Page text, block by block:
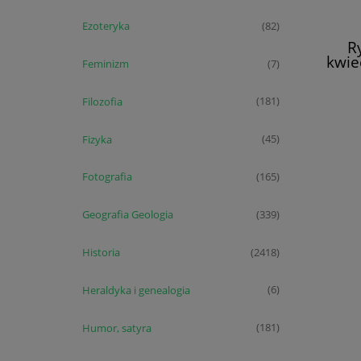
Ezoteryka (82)
Feminizm (7)
Filozofia (181)
Fizyka (45)
Fotografia (165)
Geografia Geologia (339)
Historia (2418)
Heraldyka i genealogia (6)
Humor, satyra (181)